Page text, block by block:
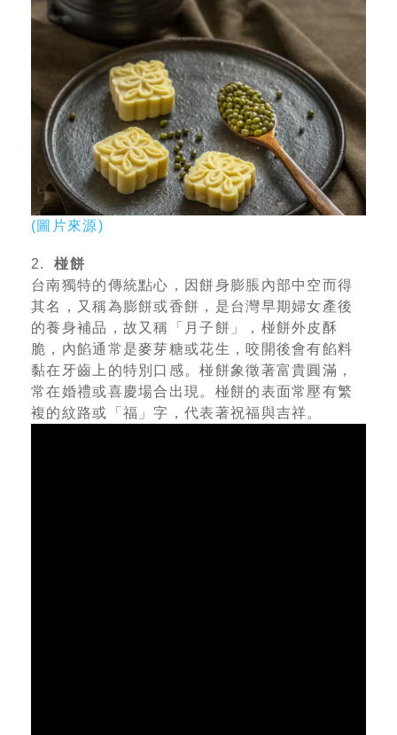
(圖片來源)
2.椪餅
台南獨特的傳統點心，因餅身膨脹內部中空而得
其名，又稱為膨餅或香餅，是台灣早期婦女產後
的養身補品，故又稱「月子餅」，椪餅外皮酥
脆，內餡通常是麥芽糖或花生，咬開後會有餡料
黏在牙齒上的特別口感。椪餅象徵著富貴圓滿，
常在婚禮或喜慶場合出現。椪餅的表面常壓有繁
複的紋路或「福」字，代表著祝福與吉祥。